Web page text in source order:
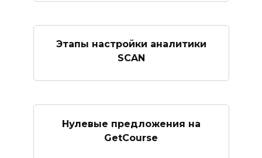
Этапы настройки аналитики
SCAN
Нулевые предложения на
GetCourse